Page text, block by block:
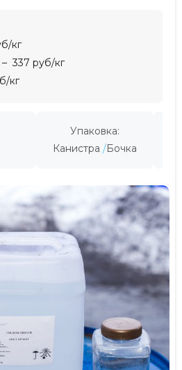
Упаковка:
Канистра
Бочка
кг
337 руб/кг
кг